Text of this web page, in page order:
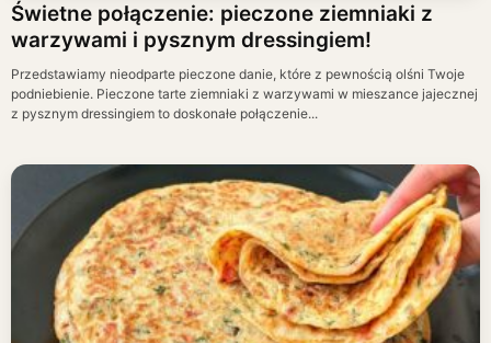
Świetne połączenie: pieczone ziemniaki z
warzywami i pysznym dressingiem!
Przedstawiamy nieodparte pieczone danie, które z pewnością olśni Twoje
podniebienie. Pieczone tarte ziemniaki z warzywami w mieszance jajecznej
z pysznym dressingiem to doskonałe połączenie...